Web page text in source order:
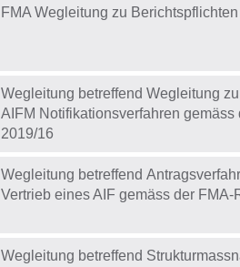
FMA Wegleitung zu
Wegleitung betreffend Wegleitung
AIFM Notifikationsverfahren gemäss
2019/16
Wegleitung betreffend
Vertrieb eines AIF gemäss der
Wegleitung betreffend